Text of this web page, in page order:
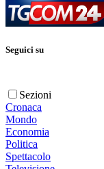
Seguici su
Sezioni
Cronaca
Mondo
Economia
Politica
Spettacolo